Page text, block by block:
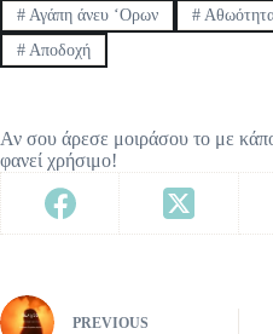
#Αγάπη άνευ ‘Ορων #
#Αποδοχή
Αν σου άρεσε μοιράσου το με
φανεί χρήσιμο!
PREVIOUS